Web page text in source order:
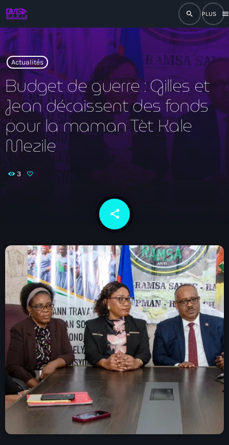
search
menu
close
play_arrow RADIO
play_arrow RADIO DROMAGE
TV Direct
Actualités
Blog Grid Sidebar
Contact
Archives
août 2026
Actualités
Budget de guerre : Gilles et
Jean décaissent des fonds
pour la maman Tèt Kale
Mezile
3
share
email